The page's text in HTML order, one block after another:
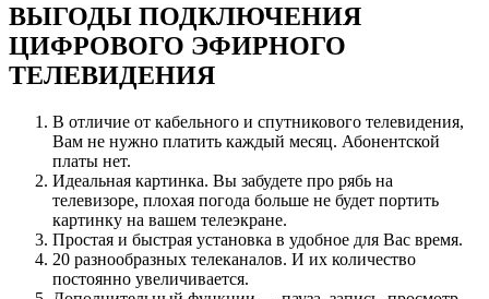
ВЫГОДЫ ПОДКЛЮЧЕНИЯ
ЦИФРОВОГО ЭФИРНОГО
ТЕЛЕВИДЕНИЯ
В отличие от кабельного и спутникового телевидения,
Вам не нужно платить каждый месяц. Абонентской
платы нет.
Идеальная картинка. Вы забудете про рябь на
телевизоре, плохая погода больше не будет портить
картинку на вашем телеэкране.
Простая и быстрая установка в удобное для Вас время.
20 разнообразных телеканалов. И их количество
постоянно увеличивается.